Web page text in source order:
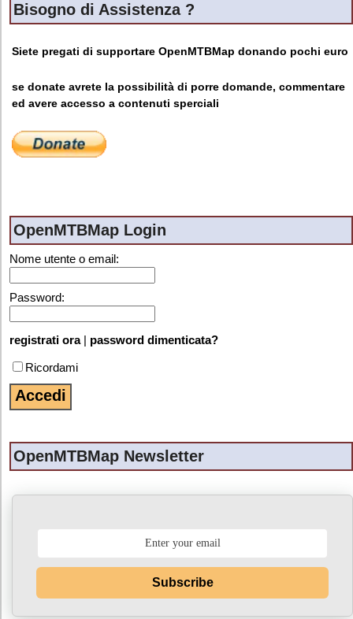
a) Personal data
subject”). An identifiable natural person is one who
can be identified, directly or indirectly, in particular
by reference to an identifier such as a name, an
identification number, location data, an online
physical, physiological, genetic, mental, economic,
cultural or social identity of that natural person.
c) Processing
Processing is any operation or set of operations
which is performed on personal data or on sets of
structuring, storage, adaptation or alteration,
transmission, dissemination or otherwise making
available, alignment or combination, restriction,
erasure or destruction.
Bisogno di Assistenza ?
Siete pregati di supportare OpenMTBMap donando pochi euro
se donate avrete la possibilità di porre domande, commentare
ed avere accesso a contenuti sperciali
OpenMTBMap Login
Nome utente o email:
Password:
registrati ora| password dimenticata?
Ricordami
OpenMTBMap Newsletter
Subscribe